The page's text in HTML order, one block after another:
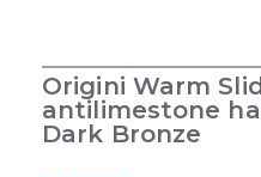
Origini Warm
antilimestone
Dark Bronze